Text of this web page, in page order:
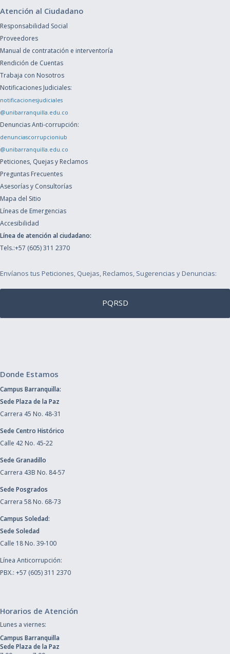
Atención al Ciudadano
Responsabilidad Social
Proveedores
Manual de contratación e interventoría
Rendición de Cuentas
Trabaja con Nosotros
Notificaciones Judiciales:
notificacionesjudiciales
@unibarranquilla.edu.co
Denuncias Anti-corrupción:
denunciascorrupcioniub
@unibarranquilla.edu.co
Peticiones, Quejas y Reclamos
Preguntas Frecuentes
Asesorías y Consultorías
Mapa del Sitio
Líneas de Emergencias
Accesibilidad
Línea de atención al ciudadano:
Tels.:+57 (605) 311 2370
Envíanos tus Peticiones, Quejas, Reclamos, Sugerencias y Denuncias:
PQRSD
Donde Estamos
Campus Barranquilla:
Sede Plaza de la Paz
Carrera 45 No. 48-31
Sede Centro Histórico
Calle 42 No. 45-22
Sede Granadillo
Carrera 43B No. 84-57
Sede Posgrados
Carrera 58 No. 68-73
Campus Soledad:
Sede Soledad
Calle 18 No. 39-100
Línea Anticorrupción:
PBX.: +57 (605) 311 2370
Horarios de Atención
Lunes a viernes:
Campus Barranquilla
Sede Plaza de la Paz